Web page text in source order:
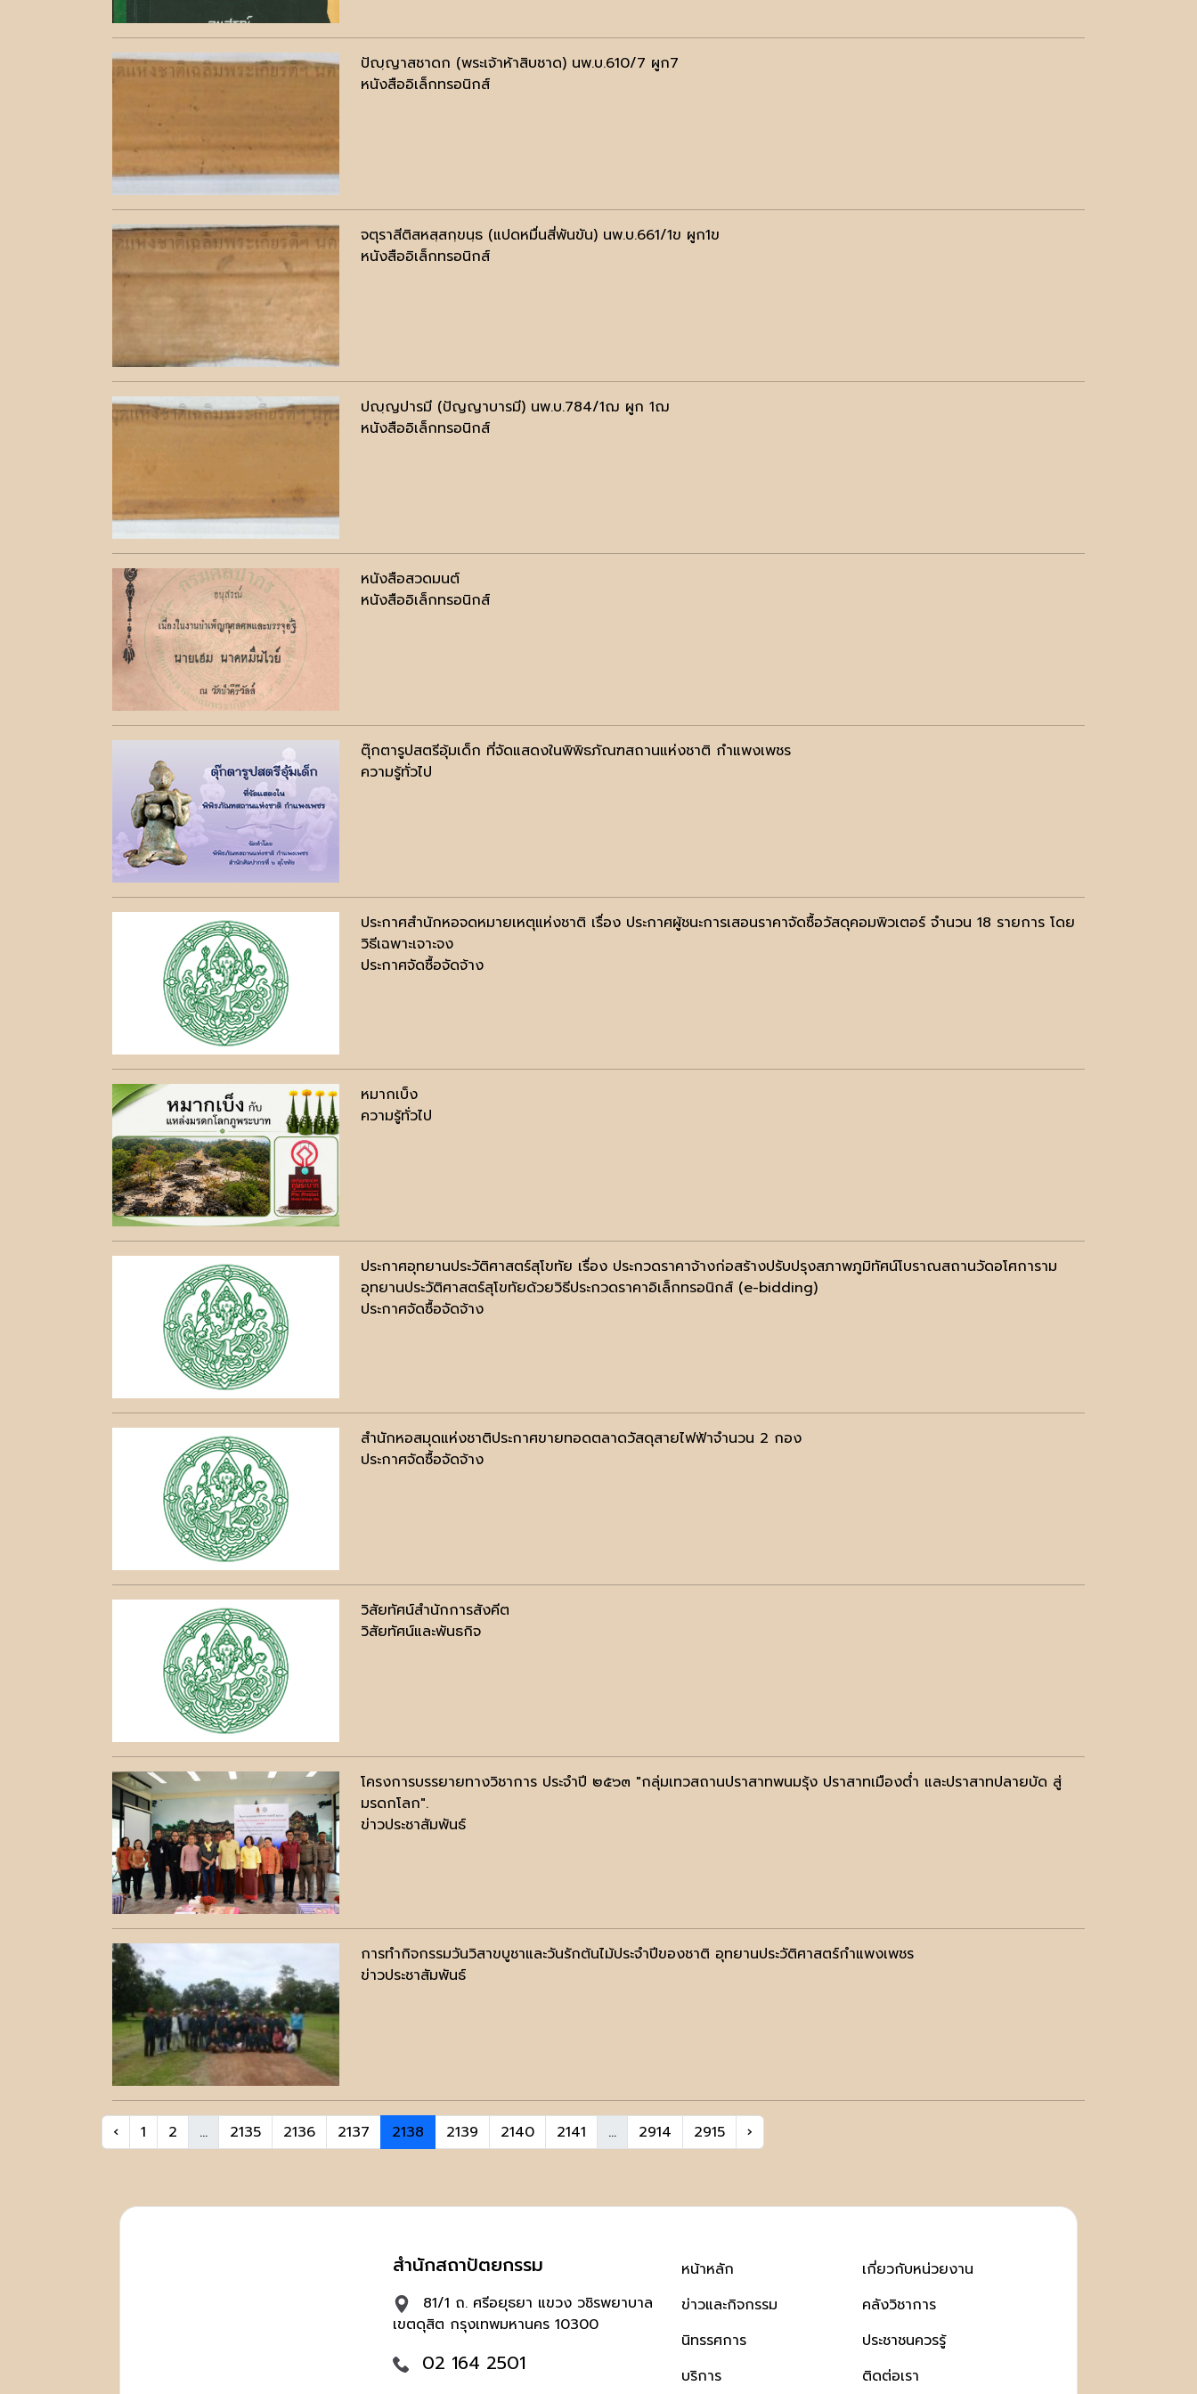
ปัญฺญาสชาดก (พระเจ้าห้าสิบชาด) นพ.บ.610/7 ผูก7
หนังสืออิเล็กทรอนิกส์
จตุราสีติสหสฺสกฺขนฺธ (แปดหมื่นสี่พันขัน) นพ.บ.661/1ข ผูก1ข
หนังสืออิเล็กทรอนิกส์
ปญฺญปารมี (ปัญญาบารมี) นพ.บ.784/1ฌ ผูก 1ฌ
หนังสืออิเล็กทรอนิกส์
หนังสือสวดมนต์
หนังสืออิเล็กทรอนิกส์
ตุ๊กตารูปสตรีอุ้มเด็ก ที่จัดแสดงในพิพิธภัณฑสถานแห่งชาติ กำแพงเพชร
ความรู้ทั่วไป
ประกาศสำนักหอจดหมายเหตุแห่งชาติ เรื่อง ประกาศผู้ชนะการเสอนราคาจัดซื้อวัสดุคอมพิวเตอร์ จำนวน 18 รายการ โดย
วิธีเฉพาะเจาะจง
ประกาศจัดซื้อจัดจ้าง
หมากเบ็ง
ความรู้ทั่วไป
ประกาศอุทยานประวัติศาสตร์สุโขทัย เรื่อง ประกวดราคาจ้างก่อสร้างปรับปรุงสภาพภูมิทัศน์โบราณสถานวัดอโศการาม
อุทยานประวัติศาสตร์สุโขทัยด้วยวิธีประกวดราคาอิเล็กทรอนิกส์ (e-bidding)
ประกาศจัดซื้อจัดจ้าง
สำนักหอสมุดแห่งชาติประกาศขายทอดตลาดวัสดุสายไฟฟ้าจำนวน 2 กอง
ประกาศจัดซื้อจัดจ้าง
วิสัยทัศน์สำนักการสังคีต
วิสัยทัศน์และพันธกิจ
โครงการบรรยายทางวิชาการ ประจำปี ๒๕๖๓ "กลุ่มเทวสถานปราสาทพนมรุ้ง ปราสาทเมืองต่ำ และปราสาทปลายบัด สู่
มรดกโลก".
ข่าวประชาสัมพันธ์
การทำกิจกรรมวันวิสาขบูชาและวันรักต้นไม้ประจำปีของชาติ อุทยานประวัติศาสตร์กำแพงเพชร
ข่าวประชาสัมพันธ์
‹ 1 2 ... 2135 2136 2137 2138 2139 2140 2141 ... 2914 2915 ›
สำนักสถาปัตยกรรม
81/1 ถ. ศรีอยุธยา แขวง วชิรพยาบาล
เขตดุสิต กรุงเทพมหานคร 10300
02 164 2501
หน้าหลัก
ข่าวและกิจกรรม
นิทรรศการ
บริการ
เกี่ยวกับหน่วยงาน
คลังวิชาการ
ประชาชนควรรู้
ติดต่อเรา